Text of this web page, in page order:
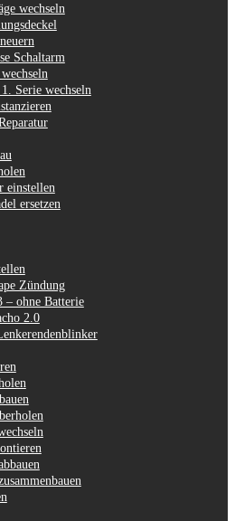
wechseln
Schaltarm
Serie wechseln
einstellen
ersetzen
Zündung
– ohne Batterie
2.0